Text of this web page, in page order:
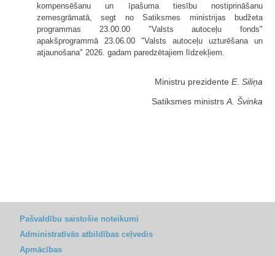
kompensēšanu un īpašuma tiesību nostiprināšanu
zemesgrāmatā, segt no Satiksmes ministrijas budžeta
programmas 23.00.00 "Valsts autoceļu fonds"
apakšprogrammā 23.06.00 "Valsts autoceļu uzturēšana un
atjaunošana" 2026. gadam paredzētajiem līdzekļiem.
Ministru prezidente E. Siliņa
Satiksmes ministrs A. Švinka
Pašvaldību saistošie noteikumi
Administratīvās atbildības ceļvedis
Apmācības